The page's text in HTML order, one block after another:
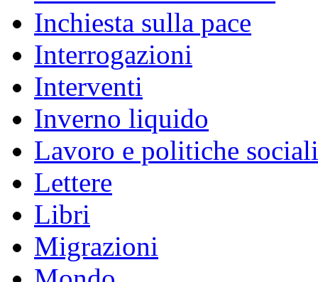
Inchiesta sulla pace
Interrogazioni
Interventi
Inverno liquido
Lavoro e politiche sociali
Lettere
Libri
Migrazioni